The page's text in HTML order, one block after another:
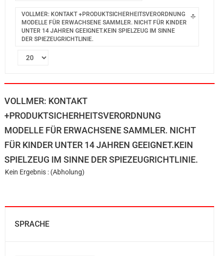
VOLLMER: KONTAKT +PRODUKTSICHERHEITSVERORDNUNG
MODELLE FÜR ERWACHSENE SAMMLER. NICHT FÜR KINDER
UNTER 14 JAHREN GEEIGNET.KEIN SPIELZEUG IM SINNE
DER SPIEZEUGRICHTLINIE.
VOLLMER: KONTAKT
+PRODUKTSICHERHEITSVERORDNUNG
MODELLE FÜR ERWACHSENE SAMMLER. NICHT
FÜR KINDER UNTER 14 JAHREN GEEIGNET.KEIN
SPIELZEUG IM SINNE DER SPIEZEUGRICHTLINIE.
Kein Ergebnis : (Abholung)
SPRACHE